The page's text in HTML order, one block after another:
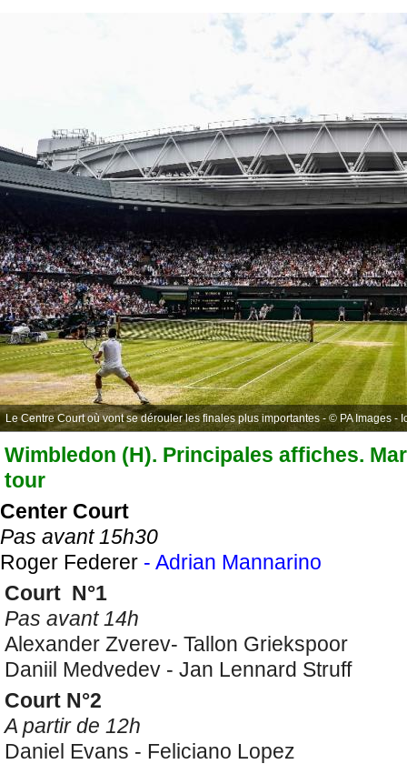
Le Centre Court où vont se dérouler les finales plus importantes - © PA Images -
Wimbledon (H). Principales affiches.
tour
Center Court
Pas avant 15h30
Roger Federer - Adrian Mannarino
Court N°1
Pas avant 14h
Alexander Zverev- Tallon Griekspoor
Daniil Medvedev - Jan Lennard Struff
Court N°2
A partir de 12h
Daniel Evans - Feliciano Lopez